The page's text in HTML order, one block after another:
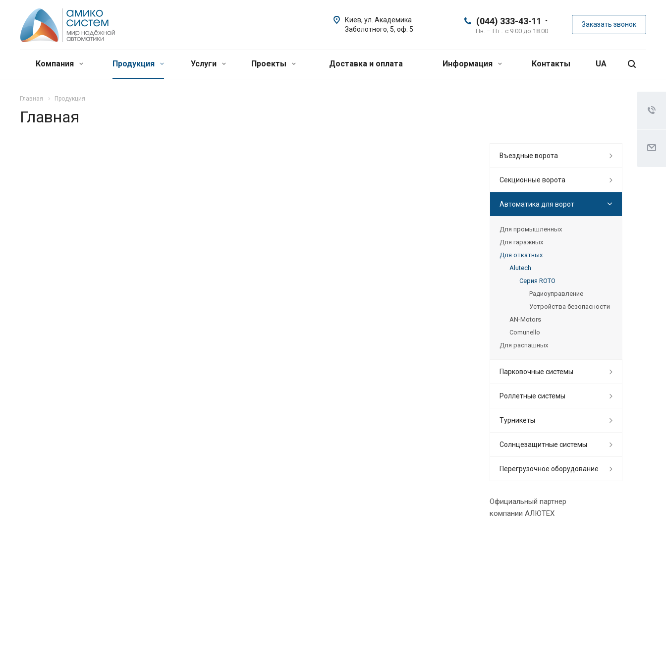
(044) 333-43-11
Пн. – Пт.: с 9:00 до 18:00
Заказать звонок
Киев, ул. Академика
Заболотного, 5, оф. 5
Компания Продукция Услуги Проекты Доставка и оплата Информация Контакты UA
Главная Продукция
Главная
Въездные ворота
Секционные ворота
Автоматика для ворот
Для промышленных
Для гаражных
Для откатных
Alutech
Серия ROTO
Радиоуправление
Устройства безопасности
AN-Motors
Comunello
Для распашных
Парковочные системы
Роллетные системы
Турникеты
Солнцезащитные системы
Перегрузочное оборудование
Официальный партнер
компании АЛЮТЕХ